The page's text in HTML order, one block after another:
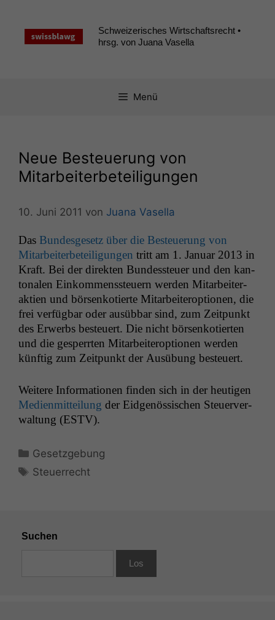
springen
Schweizerisches Wirtschaftsrecht •
hrsg. von Juana Vasella
Menü
Neue Besteuerung von
Mitarbeiterbeteiligungen
10. Juni 2011 von Juana Vasella
Das Bun­des­ge­setz über die Besteuerung von
Mitar­beit­er­beteili­gun­gen tritt am 1. Jan­u­ar 2013 in
Kraft. Bei der direk­ten Bun­dess­teuer und den kan­
tonalen Einkom­menss­teuern wer­den Mitar­beit­er­
ak­tien und börsenkotierte Mitar­beit­erop­tio­nen, die
frei ver­füg­bar oder ausüb­bar sind, zum Zeit­punkt
des Erwerbs besteuert. Die nicht börsenkotierten
und die ges­per­rten Mitar­beit­erop­tio­nen wer­den
kün­ftig zum Zeit­punkt der Ausübung besteuert.
Weit­ere Infor­ma­tio­nen find­en sich in der heuti­gen
Medi­en­mit­teilung der Eid­genös­sis­chen Steuerver­
wal­tung (ESTV).
Kategorien
Gesetzgebung
Schlagwörter
Steuerrecht
Suchen